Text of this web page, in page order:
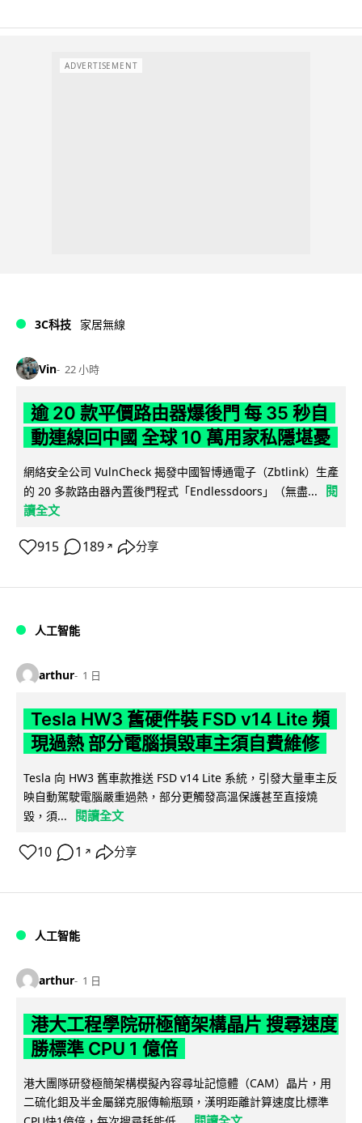
ADVERTISEMENT
3C科技 家居無線
Vin 22 小時
逾 20 款平價路由器爆後門 每 35 秒自
動連線回中國 全球 10 萬用家私隱堪憂
網絡安全公司 VulnCheck 揭發中國智博通電子（Zbtlink）生產
的 20 多款路由器內置後門程式「Endlessdoors」（無盡...
閱
讀全文
915 189 ↗ 分享
人工智能
arthur 1 日
Tesla HW3 舊硬件裝 FSD v14 Lite 頻
現過熱 部分電腦損毀車主須自費維修
Tesla 向 HW3 舊車款推送 FSD v14 Lite 系統，引發大量車主反
映自動駕駛電腦嚴重過熱，部分更觸發高溫保護甚至直接燒
毀，須...
閱讀全文
10 1 ↗ 分享
人工智能
arthur 1 日
港大工程學院研極簡架構晶片 搜尋速度
勝標準 CPU 1 億倍
港大團隊研發極簡架構模擬內容尋址記憶體（CAM）晶片，用
二硫化鉬及半金屬銻克服傳輸瓶頸，漢明距離計算速度比標準